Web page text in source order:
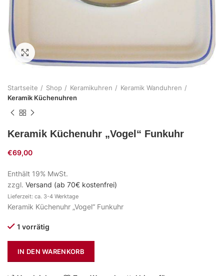
Startseite Shop Keramikuhren
Keramik Wanduhren
Keramik Küchenuhren
Keramik Küchenuhr „Vogel“ Funkuhr
€69,00
Enthält 19% MwSt.
zzgl. Versand (ab 70€ kostenfrei)
Lieferzeit: ca. 3-4 Werktage
Keramik Küchenuhr „Vogel“ Funkuhr
1 vorrätig
IN DEN WARENKORB